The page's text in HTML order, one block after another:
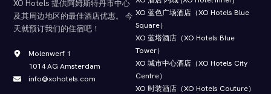
XO Hotels 提供阿姆斯特丹市中心
及其周边地区的最佳酒店优惠。 今
天就预订我们的住宿吧！
Molenwerf 1
1014 AG Amsterdam
info@xohotels.com
XO 蓝色广场酒店（XO Hotels Blue
Square）
XO 蓝塔酒店（XO Hotels Blue
Tower）
XO 城市中心酒店（XO Hotels City
Centre）
XO 时装酒店（XO Hotels Couture）